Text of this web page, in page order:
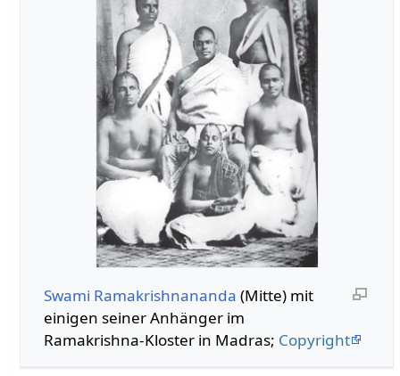
Swami Ramakrishnananda (Mitte) mit
einigen seiner Anhänger im
Ramakrishna-Kloster in Madras; Copyright